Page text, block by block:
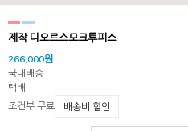
제작 디오르스모크투피스
266,000원
국내배송
택배
조건부 무료
배송비 할인